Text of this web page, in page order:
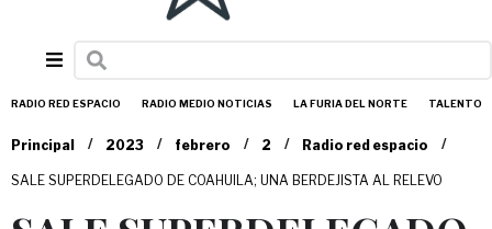
RADIO RED ESPACIO RADIO MEDIO NOTICIAS LA FURIA DEL NORTE TALENTO
Principal / 2023 / febrero / 2 / Radio red espacio /
SALE SUPERDELEGADO DE COAHUILA; UNA BERDEJISTA AL RELEVO